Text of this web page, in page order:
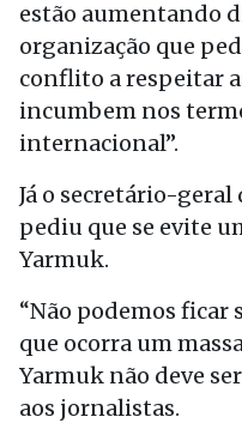
estão aumentando
organização que
conflito a respeitar
incumbem nos
internacional”.
Já o secretário-geral
pediu que se evite
Yarmuk.
“Não podemos ficar
que ocorra um
Yarmuk não deve
aos jornalistas.